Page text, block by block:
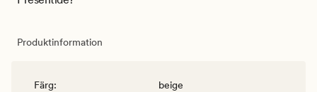
Produktinformation
Färg: beige